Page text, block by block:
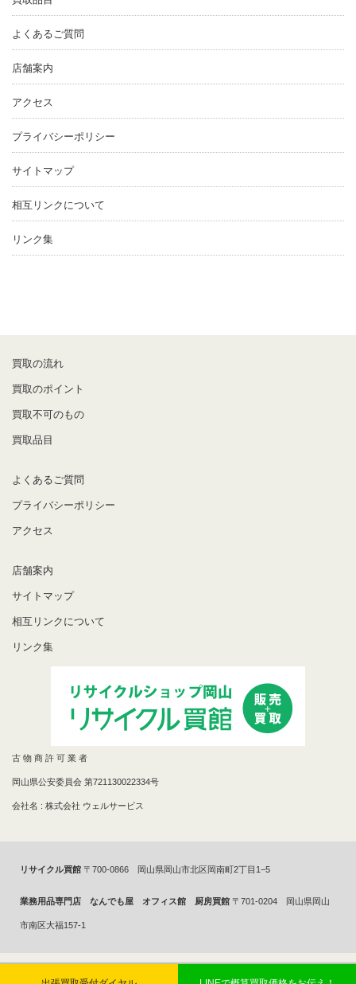
よくあるご質問
店舗案内
アクセス
プライバシーポリシー
サイトマップ
相互リンクについて
リンク集
買取の流れ
買取のポイント
買取不可のもの
買取品目
よくあるご質問
プライバシーポリシー
アクセス
店舗案内
サイトマップ
相互リンクについて
リンク集
古 物 商 許 可 業 者
岡山県公安委員会 第721130022334号
会社名 : 株式会社 ウェルサービス
リサイクル買館 〒700-0866 岡山県岡山市北区岡南町2丁目1−5
業務用品専門店 なんでも屋 オフィス館 厨房買館 〒701-0204 岡山県岡山
市南区大福157-1
Copyright 2014年©リサイクルショップで買取ならリサイクル買館へAll